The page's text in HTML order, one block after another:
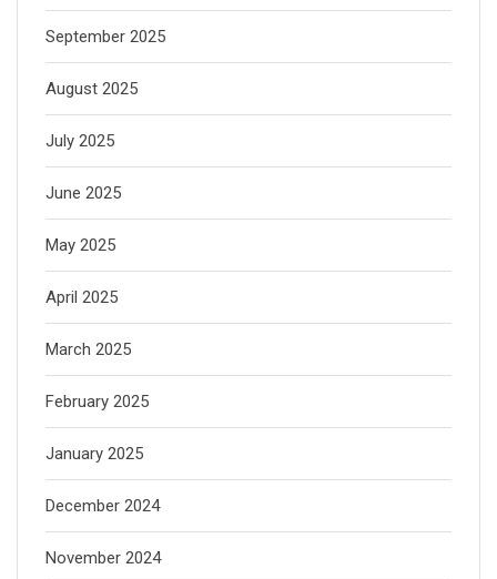
September 2025
August 2025
July 2025
June 2025
May 2025
April 2025
March 2025
February 2025
January 2025
December 2024
November 2024